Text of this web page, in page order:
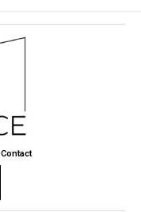
Contact